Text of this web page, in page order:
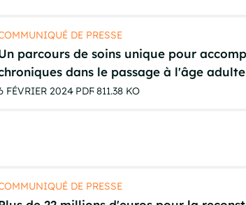
DE PRESSE
parcours de soins unique pour
dans le passage à l'âge adulte
FÉVRIER 2024 PDF 811.38 KO
DE PRESSE